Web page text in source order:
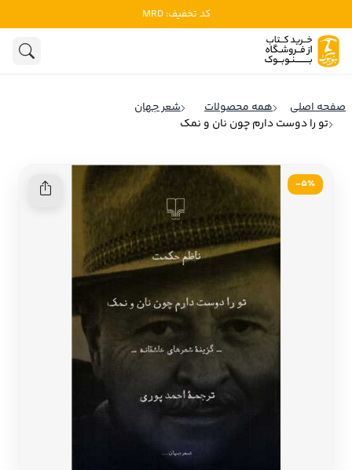
کد تخفیف: MRD
ادبیات
روانشناسی
تاریخ و سیاست
کودک و نوجوان
علوم اجتماعی
ادبیات آمریکا
ادبیات فرانسه
ادبیات ایتالیا
ادبیات روسیه
ادبیات آمریکای لاتین
ادبیات آلمان
ادبیات ترکیه
ادبیات آسیا
سایر کشورهای اروپا
داستان کوتاه
صفحه اصلی همه محصولات
شعر جهان
تو را دوست دارم چون نان و نمک
5٪-